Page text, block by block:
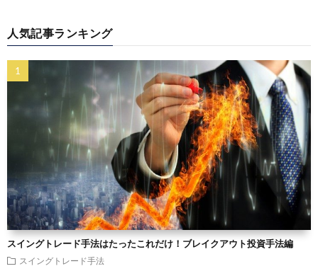
人気記事ランキング
スイングトレード手法はたったこれだけ！ブレイクアウト投資手法編
スイングトレード手法